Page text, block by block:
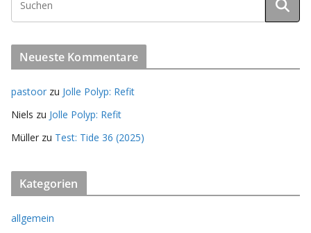
Neueste Kommentare
pastoor zu Jolle Polyp: Refit
Niels zu Jolle Polyp: Refit
Müller zu Test: Tide 36 (2025)
Kategorien
allgemein